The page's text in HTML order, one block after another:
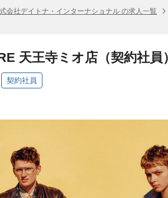
会社デイトナ・インターナショナル の求人一覧
天王寺ミオ店（契約社員）
契約社員